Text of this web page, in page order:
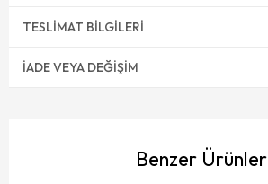
TESLIMAT BILGILERI
İADE VEYA DEĞIŞIM
Benzer Ürünler